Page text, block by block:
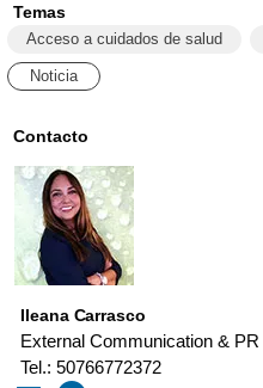
Temas
Acceso a cuidados de salud
Noticia
Contacto
Ileana Carrasco
External Communication &
Tel.: 50766772372